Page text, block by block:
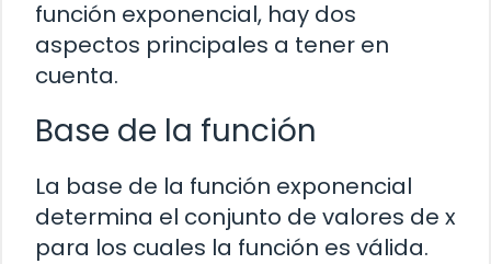
función exponencial, hay dos
aspectos principales a tener en
cuenta.
Base de la función
La base de la función exponencial
determina el conjunto de valores de x
para los cuales la función es válida.